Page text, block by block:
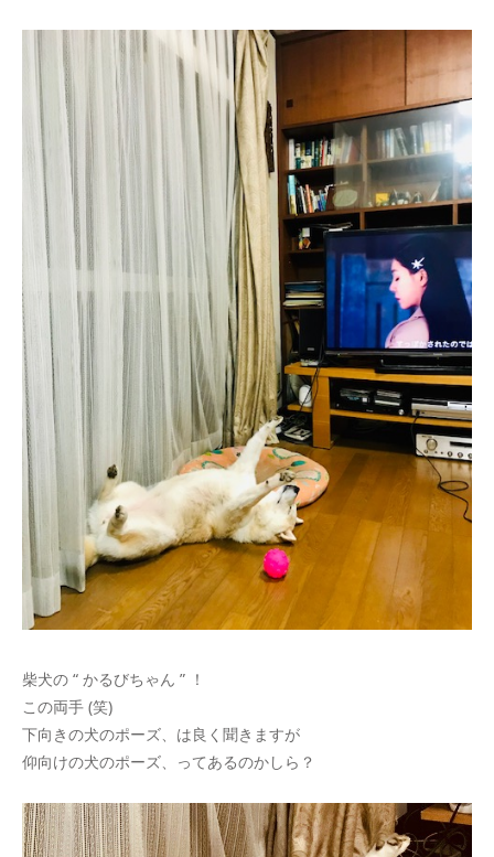
柴犬の “ かるびちゃん ” ！
この両手 (笑)
下向きの犬のポーズ、は良く聞きますが
仰向けの犬のポーズ、ってあるのかしら？